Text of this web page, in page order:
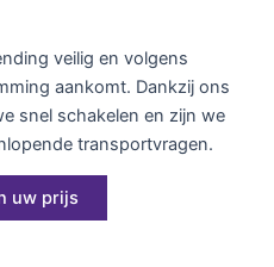
veilig en volgens
aankomt. Dankzij ons
snel schakelen en zijn we
transportvragen.
uw prijs